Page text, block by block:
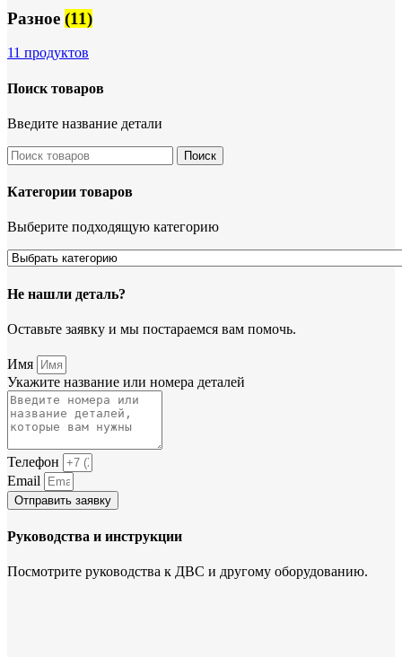
Разное (11)
11 продуктов
Поиск товаров
Введите название детали
Поиск
Категории товаров
Выберите подходящую категорию
Не нашли деталь?
Оставьте заявку и мы постараемся вам помочь.
Имя
Укажите название или номера деталей
Телефон
Email
Отправить заявку
Руководства и инструкции
Посмотрите руководства к ДВС и другому оборудованию.